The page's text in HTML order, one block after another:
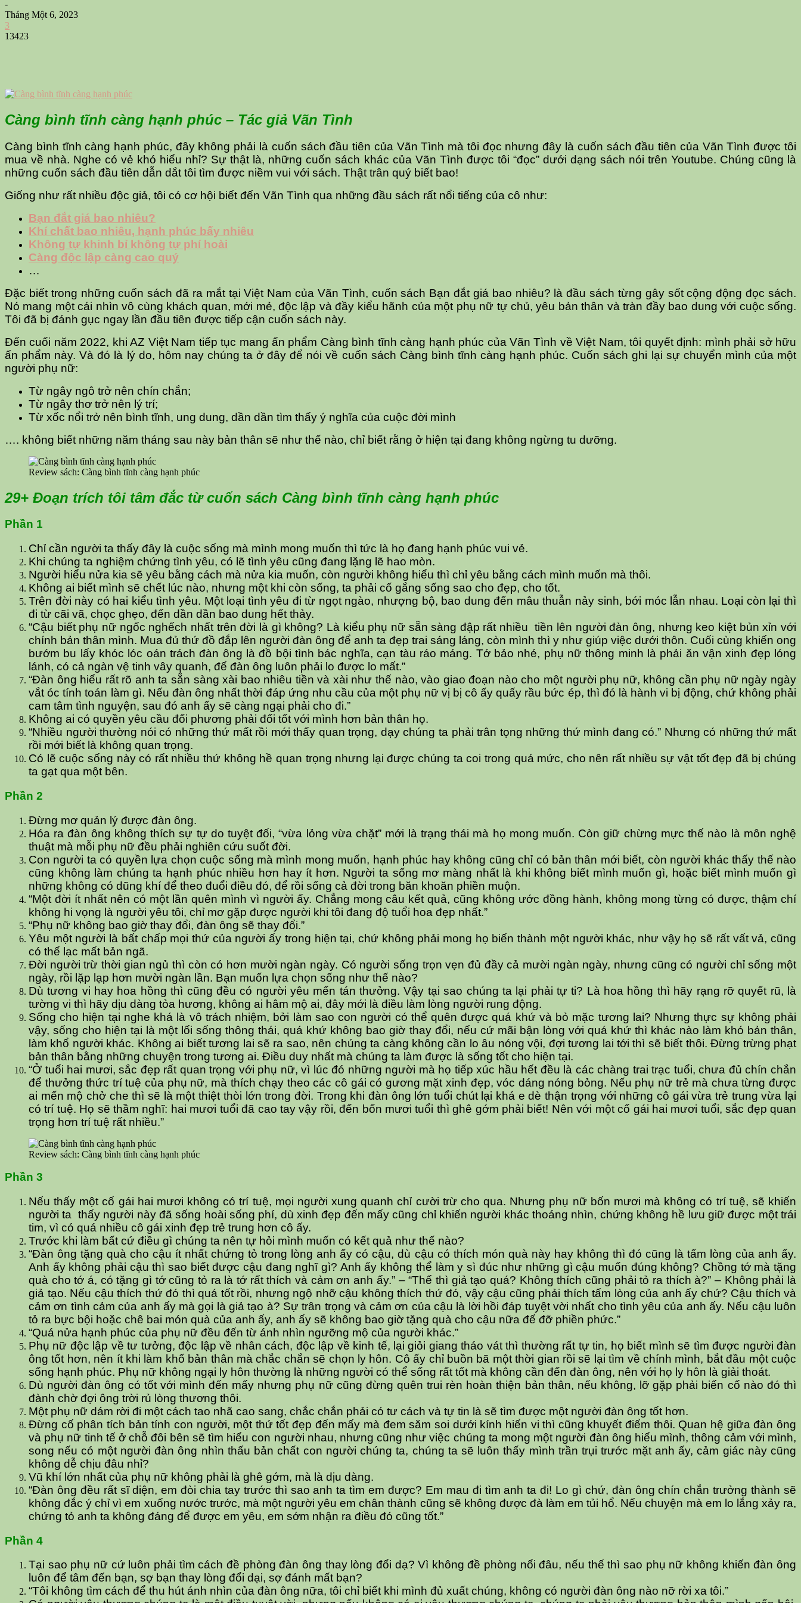
-
Tháng Một 6, 2023
3
13423
Càng bình tĩnh càng hạnh phúc – Tác giả Vãn Tình
Càng bình tĩnh càng hạnh phúc, đây không phải là cuốn sách đầu tiên của Vãn Tình mà tôi đọc nhưng đây là cuốn sách đầu tiên của Vãn Tình được tôi
mua về nhà. Nghe có vẻ khó hiểu nhỉ? Sự thật là, những cuốn sách khác của Vãn Tình được tôi “đọc” dưới dạng sách nói trên Youtube. Chúng cũng là
những cuốn sách đầu tiên dẫn dắt tôi tìm được niềm vui với sách. Thật trân quý biết bao!
Giống như rất nhiều độc giả, tôi có cơ hội biết đến Vãn Tình qua những đầu sách rất nổi tiếng của cô như:
Bạn đắt giá bao nhiêu?
Khí chất bao nhiêu, hạnh phúc bấy nhiêu
Không tự khinh bỉ không tự phí hoài
Càng độc lập càng cao quý
…
Đặc biết trong những cuốn sách đã ra mắt tại Việt Nam của Vãn Tình, cuốn sách Bạn đắt giá bao nhiêu? là đầu sách từng gây sốt cộng động đọc sách.
Nó mang một cái nhìn vô cùng khách quan, mới mẻ, độc lập và đầy kiểu hãnh của một phụ nữ tự chủ, yêu bản thân và tràn đầy bao dung với cuộc sống.
Tôi đã bị đánh gục ngay lần đầu tiên được tiếp cận cuốn sách này.
Đến cuối năm 2022, khi AZ Việt Nam tiếp tục mang ấn phẩm Càng bình tĩnh càng hạnh phúc của Vãn Tình về Việt Nam, tôi quyết định: mình phải sở hữu
ấn phẩm này. Và đó là lý do, hôm nay chúng ta ở đây để nói về cuốn sách Càng bình tĩnh càng hạnh phúc. Cuốn sách ghi lại sự chuyển mình của một
người phụ nữ:
Từ ngây ngô trở nên chín chắn;
Từ ngây thơ trở nên lý trí;
Từ xốc nổi trở nên bình tĩnh, ung dung, dần dần tìm thấy ý nghĩa của cuộc đời mình
…. không biết những năm tháng sau này bản thân sẽ như thế nào, chỉ biết rằng ở hiện tại đang không ngừng tu dưỡng.
Review sách: Càng bình tĩnh càng hạnh phúc
29+ Đoạn trích tôi tâm đắc từ cuốn sách Càng bình tĩnh càng hạnh phúc
Phần 1
Chỉ cần người ta thấy đây là cuộc sống mà mình mong muốn thì tức là họ đang hạnh phúc vui vẻ.
Khi chúng ta nghiệm chứng tình yêu, có lẽ tình yêu cũng đang lặng lẽ hao mòn.
Người hiểu nửa kia sẽ yêu bằng cách mà nửa kia muốn, còn người không hiểu thì chỉ yêu bằng cách mình muốn mà thôi.
Không ai biết mình sẽ chết lúc nào, nhưng một khi còn sống, ta phải cố gắng sống sao cho đẹp, cho tốt.
Trên đời này có hai kiểu tình yêu. Một loại tình yêu đi từ ngọt ngào, nhượng bộ, bao dung đến mâu thuẫn nảy sinh, bới móc lẫn nhau. Loại còn lại thì
đi từ cãi vã, chọc ghẹo, đến dần dần bao dung hết thảy.
“Cậu biết phụ nữ ngốc nghếch nhất trên đời là gì không? Là kiểu phụ nữ sẵn sàng đập rất nhiều tiền lên người đàn ông, nhưng keo kiệt bủn xỉn với
chính bản thân mình. Mua đủ thứ đồ đắp lên người đàn ông để anh ta đẹp trai sáng láng, còn mình thì y như giúp việc dưới thôn. Cuối cùng khiến ong
bướm bu lấy khóc lóc oán trách đàn ông là đồ bội tình bác nghĩa, cạn tàu ráo máng. Tớ bảo nhé, phụ nữ thông minh là phải ăn vận xinh đẹp lóng
lánh, có cả ngàn vệ tinh vây quanh, để đàn ông luôn phải lo được lo mất.”
“Đàn ông hiểu rất rõ anh ta sẵn sàng xài bao nhiêu tiền và xài như thế nào, vào giao đoạn nào cho một người phụ nữ, không cần phụ nữ ngày ngày
vắt óc tính toán làm gì. Nếu đàn ông nhất thời đáp ứng nhu cầu của một phụ nữ vị bị cô ấy quấy rầu bức ép, thì đó là hành vi bị động, chứ không phải
cam tâm tình nguyện, sau đó anh ấy sẽ càng ngại phải cho đi.”
Không ai có quyền yêu cầu đối phương phải đối tốt với mình hơn bản thân họ.
“Nhiều người thường nói có những thứ mất rồi mới thấy quan trọng, dạy chúng ta phải trân tọng những thứ mình đang có.” Nhưng có những thứ mất
rồi mới biết là không quan trọng.
Có lẽ cuộc sống này có rất nhiều thứ không hề quan trọng nhưng lại được chúng ta coi trong quá mức, cho nên rất nhiều sự vật tốt đẹp đã bị chúng
ta gạt qua một bên.
Phần 2
Đừng mơ quản lý được đàn ông.
Hóa ra đàn ông không thích sự tự do tuyệt đối, “vừa lỏng vừa chặt” mới là trạng thái mà họ mong muốn. Còn giữ chừng mực thế nào là môn nghệ
thuật mà mỗi phụ nữ đều phải nghiên cứu suốt đời.
Con người ta có quyền lựa chọn cuộc sống mà mình mong muốn, hạnh phúc hay không cũng chỉ có bản thân mới biết, còn người khác thấy thế nào
cũng không làm chúng ta hạnh phúc nhiều hơn hay ít hơn. Người ta sống mơ màng nhất là khi không biết mình muốn gì, hoặc biết mình muốn gì
những không có dũng khí để theo đuổi điều đó, để rồi sống cả đời trong băn khoăn phiền muộn.
“Một đời ít nhất nên có một lần quên mình vì người ấy. Chẳng mong câu kết quả, cũng không ước đồng hành, không mong từng có được, thậm chí
không hi vọng là người yêu tôi, chỉ mơ gặp được người khi tôi đang độ tuổi hoa đẹp nhất.”
“Phụ nữ không bao giờ thay đổi, đàn ông sẽ thay đổi.”
Yêu một người là bất chấp mọi thứ của người ấy trong hiện tại, chứ không phải mong họ biến thành một người khác, như vậy họ sẽ rất vất vả, cũng
có thể lạc mất bản ngã.
Đời người trừ thời gian ngủ thì còn có hơn mười ngàn ngày. Có người sống trọn vẹn đủ đầy cả mười ngàn ngày, nhưng cũng có người chỉ sống một
ngày, rồi lặp lạp hơn mười ngàn lần. Bạn muốn lựa chọn sống như thế nào?
Dù tương vi hay hoa hồng thì cũng đều có người yêu mến tán thưởng. Vậy tại sao chúng ta lại phải tự ti? Là hoa hồng thì hãy rạng rỡ quyết rũ, là
tường vi thì hãy dịu dàng tỏa hương, không ai hâm mộ ai, đây mới là điều làm lòng người rung động.
Sống cho hiện tại nghe khá là vô trách nhiệm, bởi làm sao con người có thể quên được quá khứ và bỏ mặc tương lai? Nhưng thực sự không phải
vậy, sống cho hiện tại là một lối sống thông thái, quá khứ không bao giờ thay đổi, nếu cứ mãi bận lòng với quá khứ thì khác nào làm khó bản thân,
làm khổ người khác. Không ai biết tương lai sẽ ra sao, nên chúng ta càng không cần lo âu nóng vội, đợi tương lai tới thì sẽ biết thôi. Đừng trừng phạt
bản thân bằng những chuyện trong tương ai. Điều duy nhất mà chúng ta làm được là sống tốt cho hiện tại.
“Ở tuổi hai mươi, sắc đẹp rất quan trọng với phụ nữ, vì lúc đó những người mà họ tiếp xúc hầu hết đều là các chàng trai trạc tuổi, chưa đủ chín chắn
để thưởng thức trí tuệ của phụ nữ, mà thích chạy theo các cô gái có gương mặt xinh đẹp, vóc dáng nóng bỏng. Nếu phụ nữ trẻ mà chưa từng được
ai mến mộ chở che thì sẽ là một thiệt thòi lớn trong đời. Trong khi đàn ông lớn tuổi chút lại khá e dè thận trọng với những cô gái vừa trẻ trung vừa lại
có trí tuệ. Họ sẽ thầm nghĩ: hai mươi tuổi đã cao tay vậy rồi, đến bốn mươi tuổi thì ghê gớm phải biết! Nên với một cố gái hai mươi tuổi, sắc đẹp quan
trọng hơn trí tuệ rất nhiều.”
Review sách: Càng bình tĩnh càng hạnh phúc
Phần 3
Nếu thấy một cố gái hai mươi không có trí tuệ, mọi người xung quanh chỉ cười trừ cho qua. Nhưng phụ nữ bốn mươi mà không có trí tuệ, sẽ khiến
người ta thấy người này đã sống hoài sống phí, dù xinh đẹp đến mấy cũng chỉ khiến người khác thoáng nhìn, chứng không hề lưu giữ được một trái
tim, vì có quá nhiều cô gái xinh đẹp trẻ trung hơn cô ấy.
Trước khi làm bất cứ điều gì chúng ta nên tự hỏi mình muốn có kết quả như thế nào?
“Đàn ông tặng quà cho cậu ít nhất chứng tỏ trong lòng anh ấy có cậu, dù cậu có thích món quà này hay không thì đó cũng là tấm lòng của anh ấy.
Anh ấy không phải cậu thì sao biết được cậu đang nghĩ gì? Anh ấy không thể làm y sì đúc như những gì cậu muốn đúng không? Chồng tớ mà tặng
quà cho tớ á, có tặng gì tớ cũng tỏ ra là tớ rất thích và cảm ơn anh ấy.” – “Thế thì giả tạo quá? Không thích cũng phải tỏ ra thích à?” – Không phải là
giả tạo. Nếu cậu thích thứ đó thì quá tốt rồi, nhưng ngộ nhỡ cậu không thích thứ đó, vậy cậu cũng phải thích tấm lòng của anh ấy chứ? Cậu thích và
cảm ơn tình cảm của anh ấy mà gọi là giả tạo à? Sự trân trọng và cảm ơn của cậu là lời hồi đáp tuyệt vời nhất cho tình yêu của anh ấy. Nếu cậu luôn
tỏ ra bực bội hoặc chê bai món quà của anh ấy, anh ấy sẽ không bao giờ tặng quà cho cậu nữa để đỡ phiền phức.”
“Quá nửa hạnh phúc của phụ nữ đều đến từ ánh nhìn ngưỡng mộ của người khác.”
Phụ nữ độc lập về tư tưởng, độc lập về nhân cách, độc lập về kinh tế, lại giỏi giang tháo vát thì thường rất tự tin, họ biết mình sẽ tìm được người đàn
ông tốt hơn, nên ít khi làm khố bản thân mà chắc chắn sẽ chọn ly hôn. Cô ấy chỉ buồn bã một thời gian rồi sẽ lại tìm về chính mình, bắt đầu một cuộc
sống hạnh phúc. Phụ nữ không ngại ly hôn thường là những người có thể sống rất tốt mà không cần đến đàn ông, nên với họ ly hôn là giải thoát.
Dù người đàn ông có tốt với mình đến mấy nhưng phụ nữ cũng đừng quên trui rèn hoàn thiện bản thân, nếu không, lỡ gặp phải biến cố nào đó thì
đành chờ đợi ông trời rủ lòng thương thôi.
Một phụ nữ dám rời đi một cách tao nhã cao sang, chắc chắn phải có tư cách và tự tin là sẽ tìm được một người đàn ông tốt hơn.
Đừng cố phân tích bản tính con người, một thứ tốt đẹp đến mấy mà đem săm soi dưới kính hiển vi thì cũng khuyết điểm thôi. Quan hệ giữa đàn ông
và phụ nữ tinh tế ở chỗ đôi bên sẽ tìm hiểu con người nhau, nhưng cũng như việc chúng ta mong một người đàn ông hiểu mình, thông cảm với mình,
song nếu có một người đàn ông nhìn thấu bản chất con người chúng ta, chúng ta sẽ luôn thấy mình trần trụi trước mặt anh ấy, cảm giác này cũng
không dễ chịu đâu nhỉ?
Vũ khí lớn nhất của phụ nữ không phải là ghê gớm, mà là dịu dàng.
“Đàn ông đều rất sĩ diện, em đòi chia tay trước thì sao anh ta tìm em được? Em mau đi tìm anh ta đi! Lo gì chứ, đàn ông chín chắn trưởng thành sẽ
không đắc ý chỉ vì em xuống nước trước, mà một người yêu em chân thành cũng sẽ không được đà làm em tủi hổ. Nếu chuyện mà em lo lắng xảy ra,
chứng tỏ anh ta không đáng để được em yêu, em sớm nhận ra điều đó cũng tốt.”
Phần 4
Tại sao phụ nữ cứ luôn phải tìm cách đề phòng đàn ông thay lòng đổi dạ? Vì không đề phòng nổi đâu, nếu thế thì sao phụ nữ không khiến đàn ông
luôn để tâm đến bạn, sợ bạn thay lòng đổi dại, sợ đánh mất bạn?
“Tôi không tìm cách để thu hút ánh nhìn của đàn ông nữa, tôi chỉ biết khi mình đủ xuất chúng, không có người đàn ông nào nỡ rời xa tôi.”